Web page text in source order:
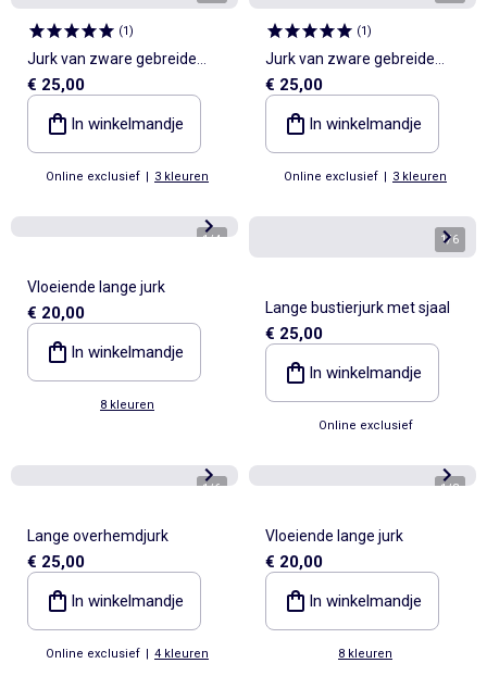
(1)
Jurk van zware gebreide
stof
€ 25,00
In winkelmandje
Online exclusief | 3 kleuren
(1)
Jurk van zware gebreide
stof
€ 25,00
In winkelmandje
Online exclusief | 3 kleuren
1/4
Vloeiende lange jurk
€ 20,00
In winkelmandje
8 kleuren
1/6
Lange bustierjurk met sjaal
€ 25,00
In winkelmandje
Online exclusief
1/6
Lange overhemdjurk
€ 25,00
In winkelmandje
Online exclusief | 4 kleuren
1/3
Vloeiende lange jurk
€ 20,00
In winkelmandje
8 kleuren